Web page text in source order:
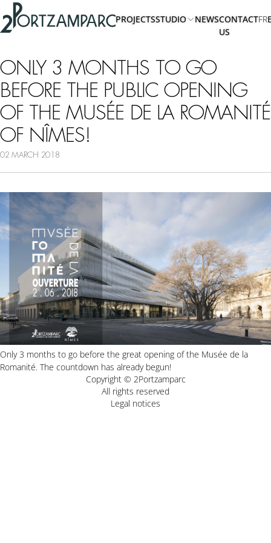
Accéder à l'en-tête
Accéder au contenu principal
Accéder au pied de page
2portzamparc
PROJECTSSTUDIO
TEAM
NEWSCONTACT
US
FR
ONLY 3 MONTHS TO GO
BEFORE THE PUBLIC OPENING
OF THE MUSÉE DE LA ROMANITÉ
OF NÎMES!
02 MARCH 2018
Only 3 months to go before the great opening of the Musée de la
Romanité. The countdown has already begun!
Copyright © 2Portzamparc
All rights reserved
Legal notices